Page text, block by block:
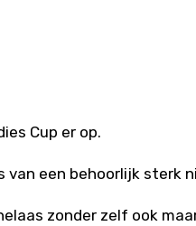
Cup er op.
een behoorlijk sterk
zonder zelf ook